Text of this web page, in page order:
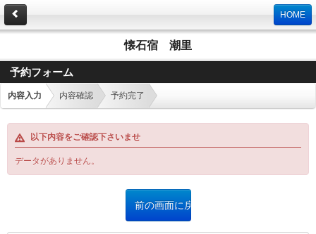
HOME
懐石宿 潮里
予約フォーム
内容入力 内容確認 予約完了
以下内容をご確認下さいませ
データがありません。